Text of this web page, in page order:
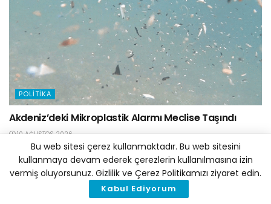
POLITIKA
Akdeniz’deki Mikroplastik Alarmı Meclise Taşındı
10 AĞUSTOS 2026
Bu web sitesi çerez kullanmaktadır. Bu web sitesini
kullanmaya devam ederek çerezlerin kullanılmasına izin
vermiş oluyorsunuz. Gizlilik ve Çerez Politikamızı ziyaret edin.
Kabul Ediyorum